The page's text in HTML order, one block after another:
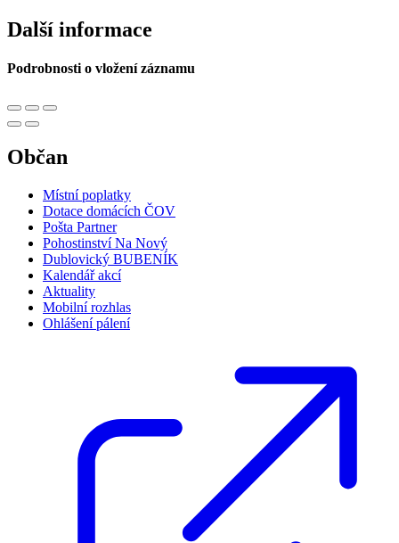
Další informace
Podrobnosti o vložení záznamu
Občan
Místní poplatky
Dotace domácích ČOV
Pošta Partner
Pohostinství Na Nový
Dublovický BUBENÍK
Kalendář akcí
Aktuality
Mobilní rozhlas
Ohlášení pálení